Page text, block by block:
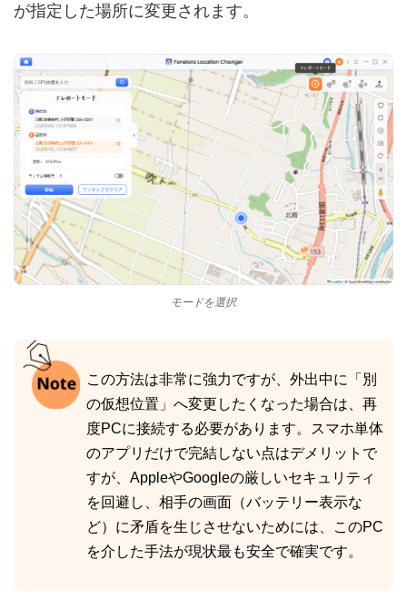
が指定した場所に変更されます。
モードを選択
この方法は非常に強力ですが、外出中に「別
の仮想位置」へ変更したくなった場合は、再
度PCに接続する必要があります。スマホ単体
のアプリだけで完結しない点はデメリットで
すが、AppleやGoogleの厳しいセキュリティ
を回避し、相手の画面（バッテリー表示な
ど）に矛盾を生じさせないためには、このPC
を介した手法が現状最も安全で確実です。